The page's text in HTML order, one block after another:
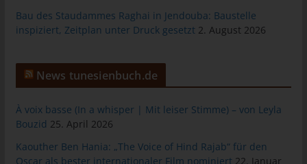
Bau des Staudammes Raghai in Jendouba: Baustelle
inspiziert, Zeitplan unter Druck gesetzt 2. August 2026
News tunesienbuch.de
À voix basse (In a whisper | Mit leiser Stimme) – von Leyla
Bouzid 25. April 2026
Kaouther Ben Hania: „The Voice of Hind Rajab“ für den
Oscar als bester internationaler Film nominiert 22. Januar
Cookies
Die Internetseiten verwenden Cookies. Cookies sind
Computersystem abgelegt und gespeichert werden.
Zahlreiche Internetseiten und Server verwenden Cookies. Viele
Cookies enthalten eine sogenannte Cookie-ID. Eine Cookie-ID
ist eine eindeutige Kennung des Cookies. Sie besteht aus einer
konkreten Internetbrowser zugeordnet werden können, in dem